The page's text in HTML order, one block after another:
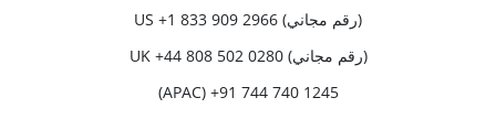
US
+1 833 909 2966 (رقم مجاني)
UK
+44 808 502 0280 (رقم مجاني)
(APAC) +91 744 740 1245